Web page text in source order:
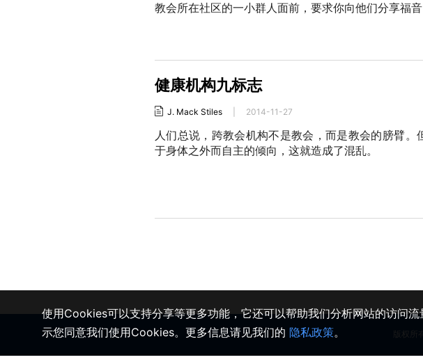
教会所在社区的一小群人面前，要求你向他们分享福
健康机构九标志
J. Mack Stiles 2014-11-27
人们总说，跨教会机构不是教会，而是教会的膀臂。
于身体之外而自主的倾向，这就造成了混乱。
版权
使用Cookies可以支持分享等更多功能，它还可以帮助我们分析网站的访问
示您同意我们使用Cookies。更多信息请见我们的 隐私政策。